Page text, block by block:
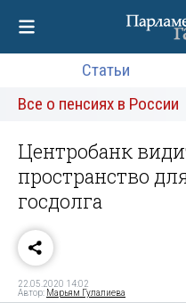
Статьи
Все о пенсиях в России
Центробанк
пространство
госдолга
22.05.2020 14:02
Автор: Марьям Гулалиева